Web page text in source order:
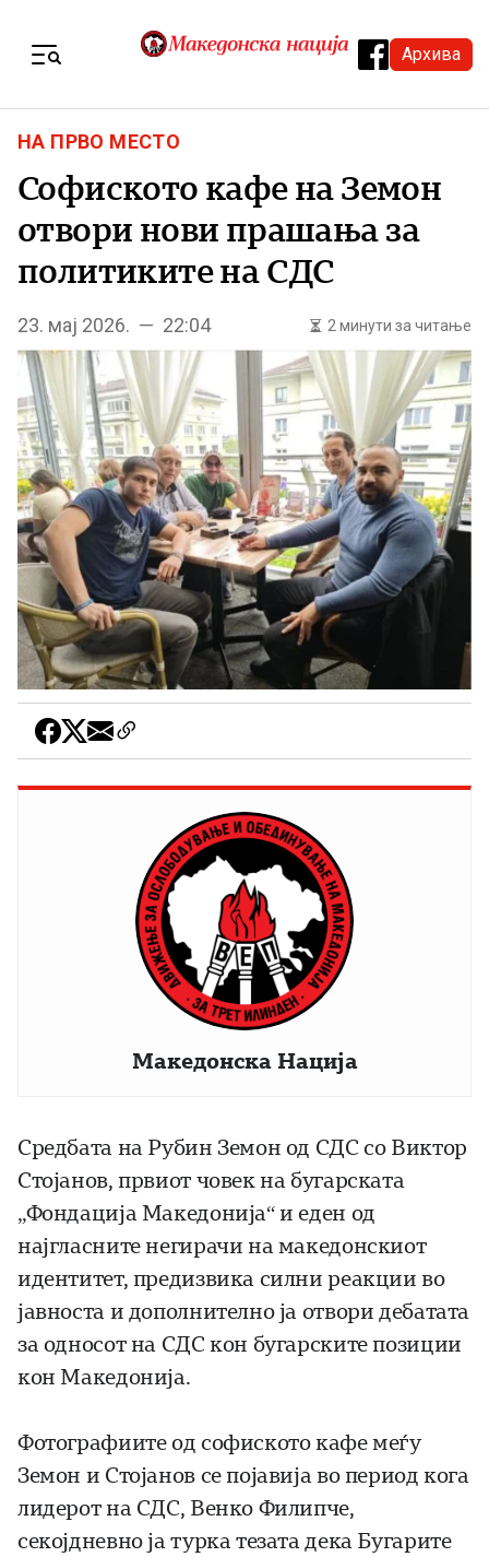
Архива
НА ПРВО МЕСТО
Софиското кафе на Земон
отвори нови прашања за
политиките на СДС
23. мај 2026. — 22:04 2 минути за читање
Македонска Нација
Средбата на Рубин Земон од СДС со Виктор
Стојанов, првиот човек на бугарската
„Фондација Македонија“ и еден од
најгласните негирачи на македонскиот
идентитет, предизвика силни реакции во
јавноста и дополнително ја отвори дебатата
за односот на СДС кон бугарските позиции
кон Македонија.
Фотографиите од софиското кафе меѓу
Земон и Стојанов се појавија во период кога
лидерот на СДС, Венко Филипче,
секојдневно ја турка тезата дека Бугарите